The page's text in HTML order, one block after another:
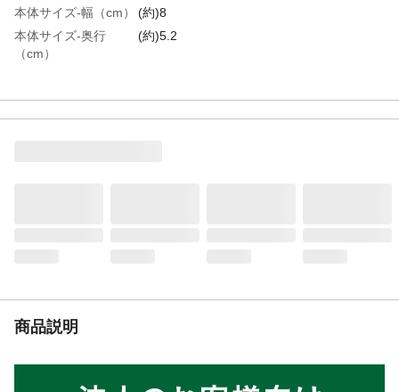
本体サイズ-幅（cm）
(約)8
本体サイズ-奥行
（cm）
(約)5.2
特徴
●みるみる泡立つ♪肌あたりやさしく ●素肌
しっかり持ってキャップを開けてくださ
い 2.注ぎ口をボトルの口にしっかり差し
商品説明